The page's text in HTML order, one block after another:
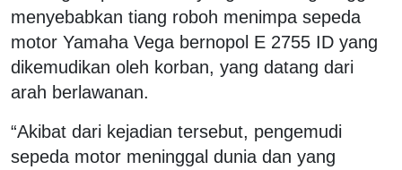
menyebabkan tiang roboh menimpa sepeda
motor Yamaha Vega bernopol E 2755 ID yang
dikemudikan oleh korban, yang datang dari
arah berlawanan.
“Akibat dari kejadian tersebut, pengemudi
sepeda motor meninggal dunia dan yang